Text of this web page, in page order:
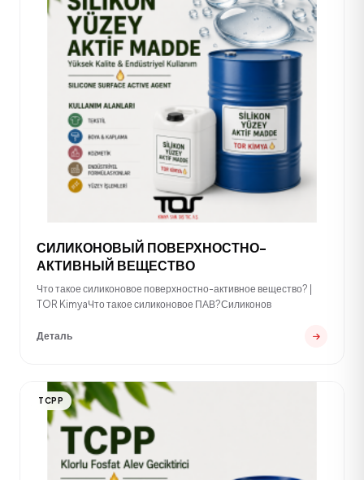
СИЛИКОНОВЫЙ ПОВЕРХНОСТНО-
АКТИВНЫЙ ВЕЩЕСТВО
Что такое силиконовое поверхностно-активное вещество? |
TOR KimyaЧто такое силиконовое ПАВ?Силиконов
Деталь
TCPP